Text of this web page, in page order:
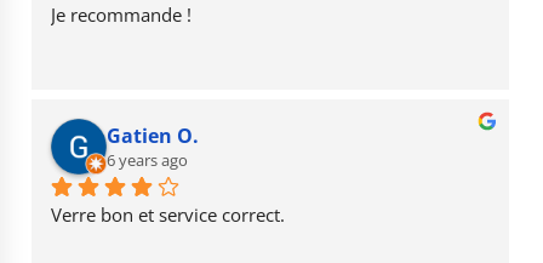
Je recommande !
Gatien O.
6 years ago
Verre bon et service correct.